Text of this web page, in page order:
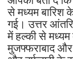
से मध्यम बारिश
गई। उत्तर
में हल्की से मध्यम
मुजफ्फराबाद